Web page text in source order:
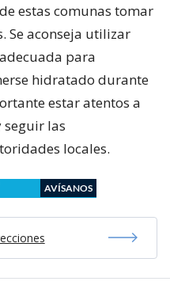
estas comunas tomar
Se aconseja utilizar
para
hidratado durante
estar atentos a
seguir las
locales.
AVÍSANOS